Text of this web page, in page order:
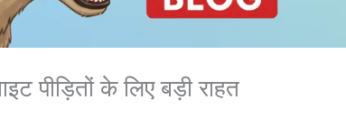
पीड़ितों के लिए बड़ी राहत